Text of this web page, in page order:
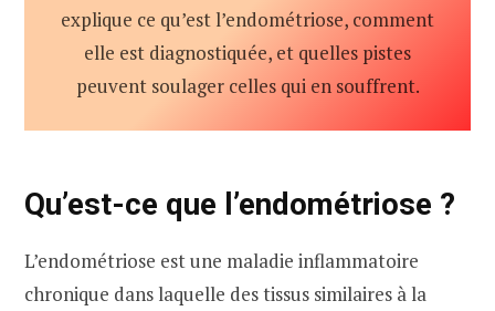
explique ce qu’est l’endométriose, comment
elle est diagnostiquée, et quelles pistes
peuvent soulager celles qui en souffrent.
Qu’est-ce que l’endométriose ?
L’endométriose est une maladie inflammatoire
chronique dans laquelle des tissus similaires à la